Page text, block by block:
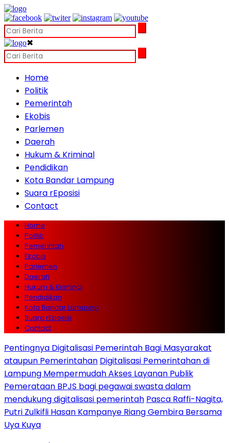
✖
Home
Politik
Pemerintah
Ekobis
Parlemen
Daerah
Hukum & Kriminal
Pendidikan
Kota Bandar Lampung
Suara rEposisi
Contact
Home
Politik
Pemerintah
Ekobis
Parlemen
Daerah
Hukum & Kriminal
Pendidikan
Kota Bandar Lampung
Suara rEposisi
Contact
Pentingnya Digitalisasi Pemerintah Bagi Masyarakat
ataupun Pemerintahan Digitalisasi Pemerintahan di
Lampung Mempermudah Akses Layanan Publik
Pemerataan BPJS bagi pegawai swasta dalam
mendukung digitalisasi pemerintah Pasca Raffi-Nagita,
Putri Zulkifli Hasan Kampanye Riang Gembira Bersama
Uya Kuya